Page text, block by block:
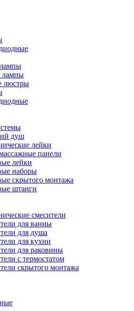
лампы
люстры
душ
лейки
панели
лейки
наборы
скрытого монтажа
штанги
смесители
для ванны
для душа
для кухни
для раковины
с термостатом
скрытого монтажа